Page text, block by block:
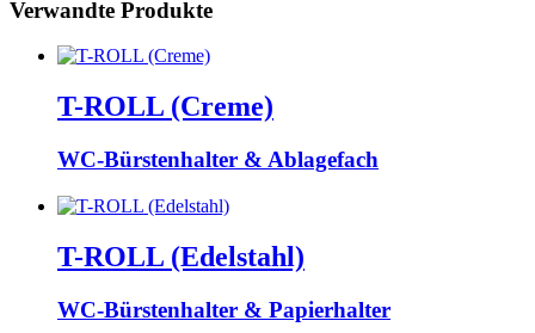
Verwandte Produkte
T-ROLL (Creme)
WC-Bürstenhalter & Ablagefach
T-ROLL (Edelstahl)
WC-Bürstenhalter & Papierhalter